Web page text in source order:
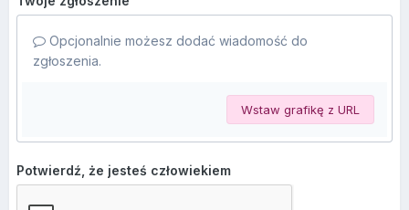
Opcjonalnie możesz dodać wiadomość do
zgłoszenia.
Wstaw grafikę z URL
Potwierdź, że jesteś człowiekiem